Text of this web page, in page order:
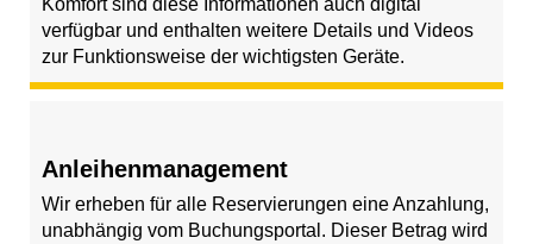
Komfort sind diese Informationen auch digital
verfügbar und enthalten weitere Details und Videos
zur Funktionsweise der wichtigsten Geräte.
Anleihenmanagement
Wir erheben für alle Reservierungen eine Anzahlung,
unabhängig vom Buchungsportal. Dieser Betrag wird